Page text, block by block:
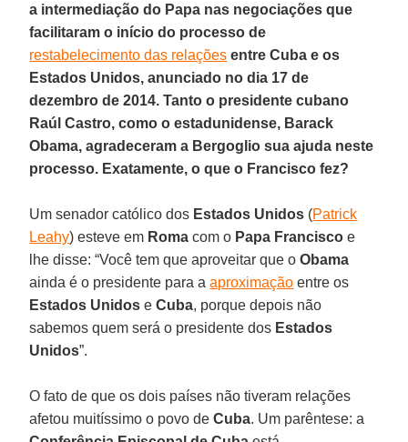
a intermediação do Papa nas negociações que
facilitaram o início do processo de
restabelecimento das relações entre Cuba e os
Estados Unidos, anunciado no dia 17 de
dezembro de 2014. Tanto o presidente cubano
Raúl Castro, como o estadunidense, Barack
Obama, agradeceram a Bergoglio sua ajuda neste
processo. Exatamente, o que o Francisco fez?
Um senador católico dos Estados Unidos (Patrick
Leahy) esteve em Roma com o Papa Francisco e
lhe disse: “Você tem que aproveitar que oObama
ainda é o presidente para aaproximação entre os
Estados Unidos eCuba, porque depois não
sabemos quem será o presidente dos Estados
Unidos”.
O fato de que os dois países não tiveram relações
afetou muitíssimo o povo deCuba. Um parêntese: a